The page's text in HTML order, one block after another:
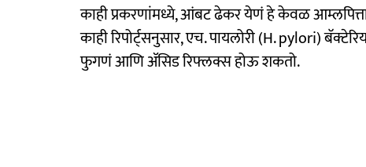
काही प्रकरणांमध्ये, आंबट ढेकर येणं हे केवळ
काही रिपोर्ट्सनुसार, एच. पायलोरी (H. pylori)
फुगणं आणि ॲसिड रिफ्लक्स होऊ शकतो.